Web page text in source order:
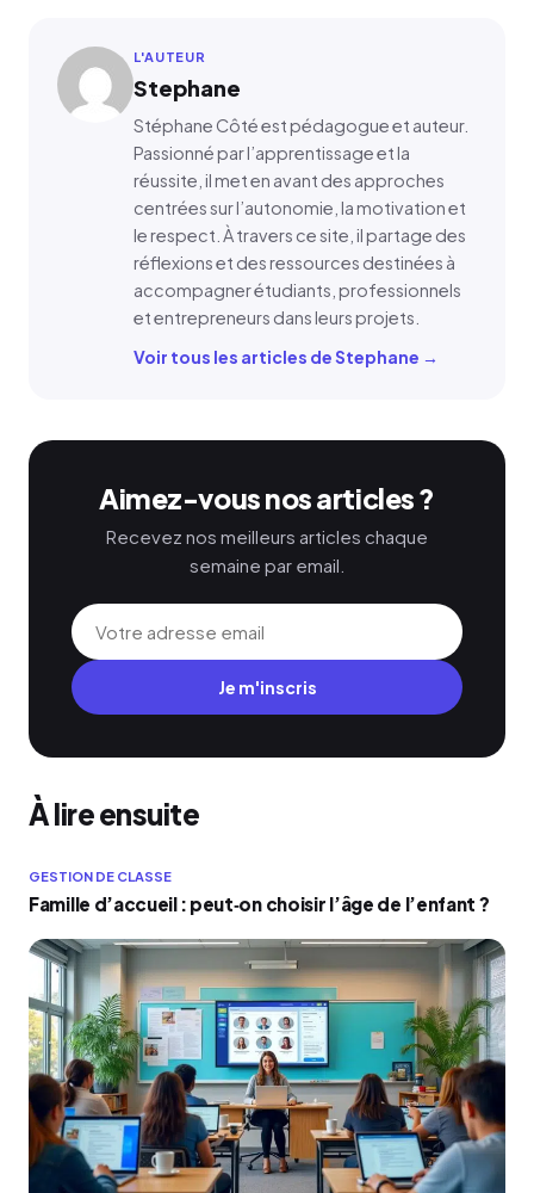
L'AUTEUR
Stephane
Stéphane Côté est pédagogue et auteur.
Passionné par l’apprentissage et la
réussite, il met en avant des approches
centrées sur l’autonomie, la motivation et
le respect. À travers ce site, il partage des
réflexions et des ressources destinées à
accompagner étudiants, professionnels
et entrepreneurs dans leurs projets.
Voir tous les articles de Stephane →
Aimez-vous nos articles ?
Recevez nos meilleurs articles chaque
semaine par email.
Je m'inscris
À lire ensuite
GESTION DE CLASSE
Famille d’accueil : peut‑on choisir l’âge de l’enfant ?